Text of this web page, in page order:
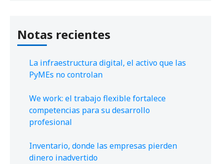
Notas recientes
La infraestructura digital, el activo que las
PyMEs no controlan
We work: el trabajo flexible fortalece
competencias para su desarrollo
profesional
Inventario, donde las empresas pierden
dinero inadvertido